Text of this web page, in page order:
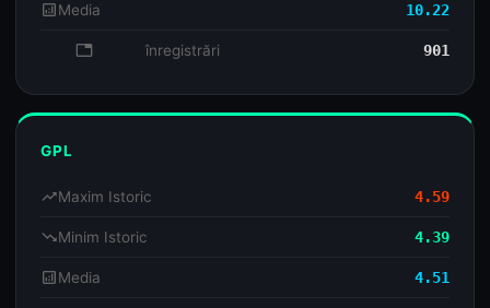
analyticsMedia 10.22
database înregistrări 901
GPL
trending_upMaxim Istoric 4.59
trending_downMinim Istoric 4.39
analyticsMedia 4.51